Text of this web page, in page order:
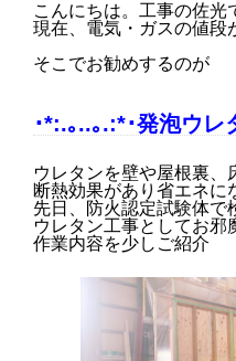
こんにちは。工事の佐光
現在、電気・ガスの値段
そこでお勧めするのが
･*:.｡..｡.:*･発泡ウレ
ウレタンを壁や屋根裏、
断熱効果があり省エネに
先日、防火認定試験体で
ウレタン工事としてお邪
作業内容を少しご紹介